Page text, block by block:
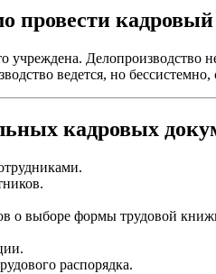
провести
учреждена. Делопроизводство
ведется, но
кадровых
о выборе формы трудовой
распорядка.